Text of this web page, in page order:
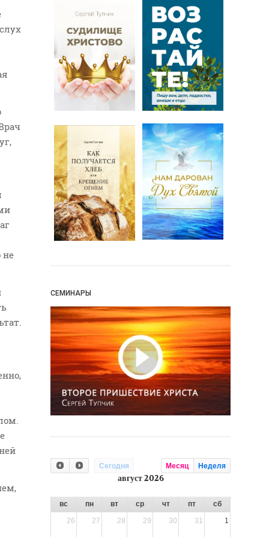
не
СЕМИНАРЫ
Сегодня Месяц Неделя
август 2026
вс пн вт ср чт пт
сб
26
27 28 29 30 31 1